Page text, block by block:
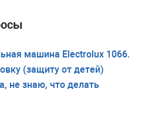
машина Electrolux 1066.
(защиту от детей)
не знаю, что делать